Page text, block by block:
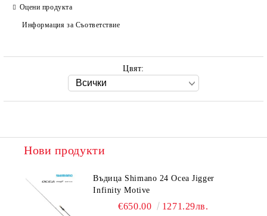
Оцени продукта
Информация за Съответствие
Цвят:
Нови продукти
Въдица Shimano 24 Ocea Jigger
Infinity Motive
€650.00 1271.29лв.